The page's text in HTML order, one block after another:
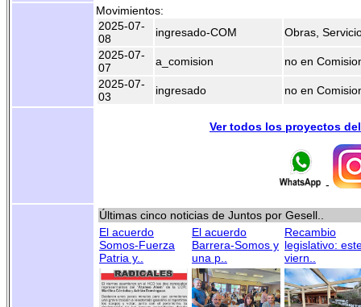
Movimientos:
2025-07-
08
ingresado-COM
Obras,
2025-07-
07
a_comision
no en
2025-07-
03
ingresado no en
Ver todos los proyectos
-
Últimas cinco noticias de Juntos por Gesell..
El acuerdo
Somos-Fuerza
Patria y..
El acuerdo
Barrera-Somos y
una p..
Recambio
legislativo:
viern..